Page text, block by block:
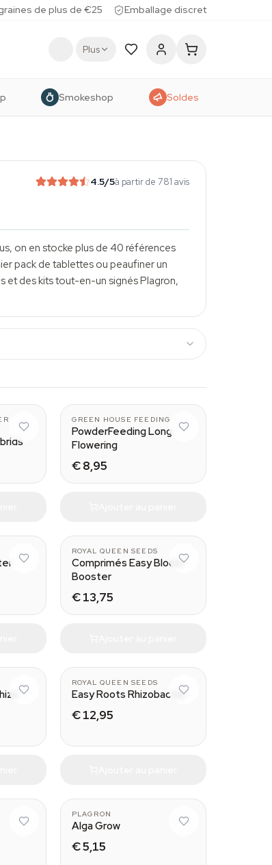
de plus de €25 Emballage discret
Plus
Smokeshop Soldes
4.5/5à partir de 781 avis
on en stocke plus de 40 références
pack de tablettes ou peaufiner un
et des kits tout-en-un signés Plagron,
gr 125 gr
GREEN HOUSE FEEDING
PowderFeeding Long
Flowering
€ 8,95
ROYAL QUEEN SEEDS
Comprimés Easy Bloom
Booster
€ 13,75
ROYAL QUEEN SEEDS
Easy Roots Rhizobacter
€ 12,95
PLAGRON
Alga Grow
€ 5,15